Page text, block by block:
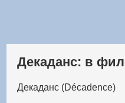
Декаданс: в
Декаданс (Décadence)